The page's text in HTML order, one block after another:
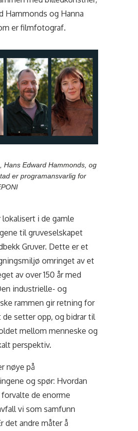
Hammonds og Hanna
er filmfotograf.
Hans Edward Hammonds, og
er programansvarlig for
lokalisert i de gamle
til gruveselskapet
Gruver. Dette er et
omringet av et
av over 150 år med
industrielle- og
rammen gir retning for
de setter opp, og bidrar til
mellom menneske og
perspektiv.
nøye på
og spør: Hvordan
forvalte de enorme
vi som samfunn
det andre måter å